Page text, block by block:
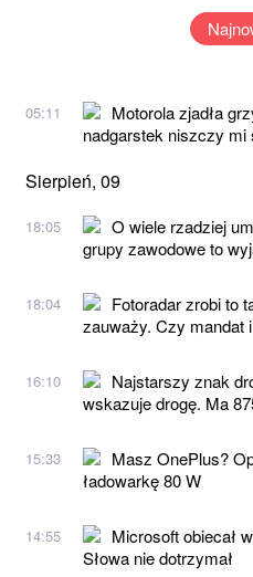
05:11
Motorola zjadła
nadgarstek niszczy
Sierpień, 09
18:05
O wiele rzadziej
grupy zawodowe to
18:04
Fotoradar zrobi to
zauważy. Czy mandat
16:10
Najstarszy znak
wskazuje drogę. Ma
15:33
Masz OnePlus?
ładowarkę 80 W
14:55
Microsoft obiecał
Słowa nie dotrzymał